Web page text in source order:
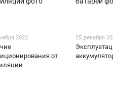
2023
от
25 декабря